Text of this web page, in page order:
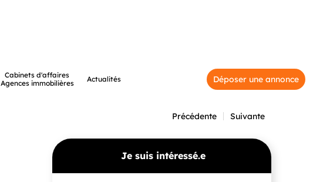
Cabinets d'affaires
Agences immobilières
Actualités Déposer une annonce
Précédente Suivante
Je suis intéressé.e